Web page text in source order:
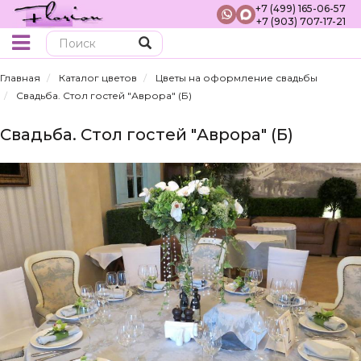
+7 (499) 165-06-57
+7 (903) 707-17-21
Главная Каталог цветов
Цветы на оформление свадьбы
Свадьба. Стол гостей "Аврора" (Б)
Свадьба. Стол гостей "Аврора" (Б)